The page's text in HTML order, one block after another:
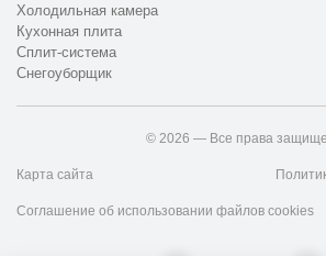
Холодильная камера
Кухонная плита
Сплит-система
Снегоуборщик
© 2026 — Все права
Карта сайта
Соглашение об использовании файлов cookies